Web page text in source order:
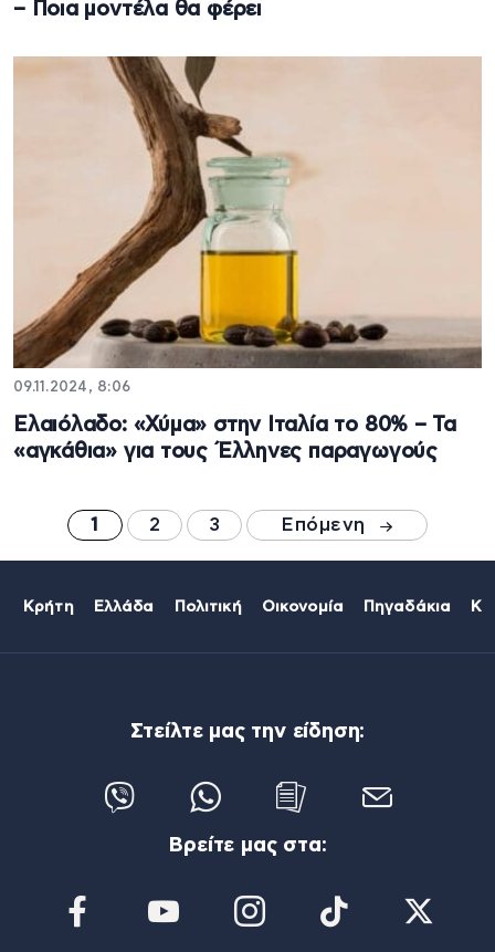
– Ποια μοντέλα θα φέρει
09.11.2024, 8:06
Ελαιόλαδο: «Χύμα» στην Ιταλία το 80% – Τα
«αγκάθια» για τους Έλληνες παραγωγούς
1 2 3 Επόμενη
Κρήτη Ελλάδα Πολιτική Οικονομία Πηγαδάκια
Στείλτε μας την είδηση:
Βρείτε μας στα: